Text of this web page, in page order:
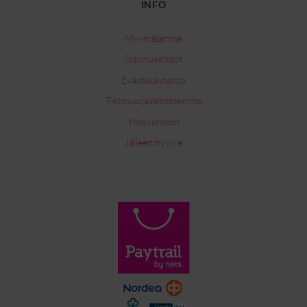
INFO
Myymälämme
Sopimusehdot
Evästekäytäntö
Tietosuojaselosteemme
Yhteystiedot
Jälleenmyyjille